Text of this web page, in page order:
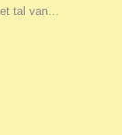
tal van…